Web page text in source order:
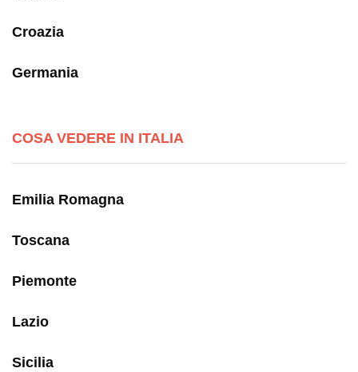
Croazia
Germania
COSA VEDERE IN ITALIA
Emilia Romagna
Toscana
Piemonte
Lazio
Sicilia